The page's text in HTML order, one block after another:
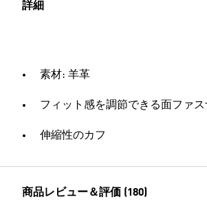
詳細
素材: 羊革
フィット感を調節できる面ファス
伸縮性のカフ
商品レビュー＆評価 (180)